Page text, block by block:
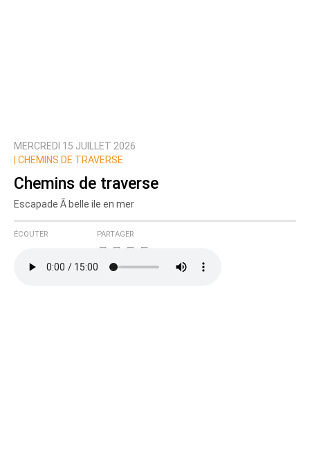
MERCREDI 15 JUILLET 2026
CHEMINS DE TRAVERSE
Chemins de traverse
Escapade Ã belle ile en mer
ÉCOUTER PARTAGER